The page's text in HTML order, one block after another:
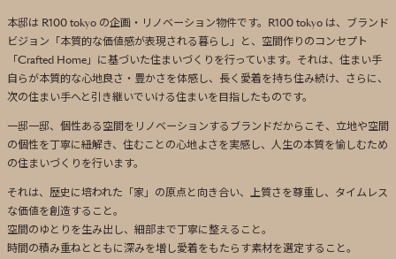
本邸は R100 tokyo の企画・リノベーション物件です。R100 tokyo は、ブランド
ビジョン「本質的な価値感が表現される暮らし」と、空間作りのコンセプト
「Crafted Home」に基づいた住まいづくりを行っています。それは、住まい手
自らが本質的な心地良さ・豊かさを体感し、長く愛着を持ち住み続け、さらに、
次の住まい手へと引き継いでいける住まいを目指したものです。
一邸一邸、個性ある空間をリノベーションするブランドだからこそ、立地や空間
の個性を丁寧に紐解き、住むことの心地よさを実感し、人生の本質を愉しむため
の住まいづくりを行います。
それは、歴史に培われた「家」の原点と向き合い、上質さを尊重し、タイムレス
な価値を創造すること。
空間のゆとりを生み出し、細部まで丁寧に整えること。
時間の積み重ねとともに深みを増し愛着をもたらす素材を選定すること。